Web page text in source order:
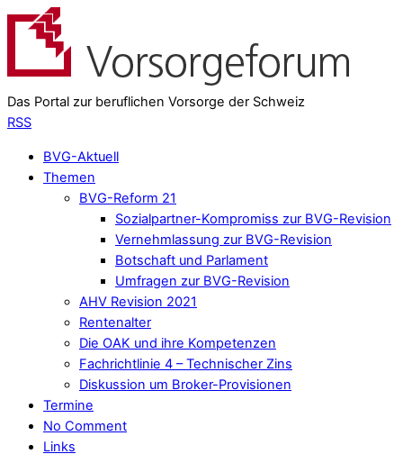
Das Portal zur beruflichen Vorsorge der Schweiz
RSS
BVG-Aktuell
Themen
BVG-Reform 21
Sozialpartner-Kompromiss zur BVG-Revision
Vernehmlassung zur BVG-Revision
Botschaft und Parlament
Umfragen zur BVG-Revision
AHV Revision 2021
Rentenalter
Die OAK und ihre Kompetenzen
Fachrichtlinie 4 – Technischer Zins
Diskussion um Broker-Provisionen
Termine
No Comment
Links